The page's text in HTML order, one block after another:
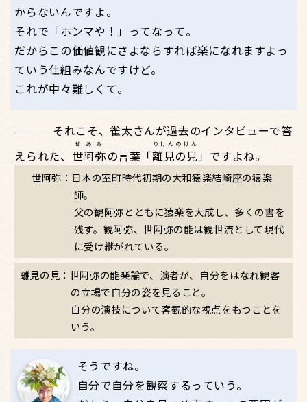
からないんですよ。
それで「ホンマや！」ってなって。
だからこの価値観にさよならすれば楽になれますよっ
ていう仕組みなんですけど。
これが中々難しくて。
それこそ、雀太さんが過去のインタビューで答
えられた、 世阿弥
ぜあみ
の言葉「離見の見
りけんのけん
」ですよね。
世阿弥：日本の室町時代初期の大和猿楽結崎座の猿楽
師。
父の観阿弥とともに猿楽を大成し、多くの書を
残す。観阿弥、世阿弥の能は観世流として現代
に受け継がれている。
離見の見：世阿弥の能楽論で、演者が、自分をはなれ観客
の立場で自分の姿を見ること。
自分の演技について客観的な視点をもつことを
いう。
そうですね。
自分で自分を観察するっていう。